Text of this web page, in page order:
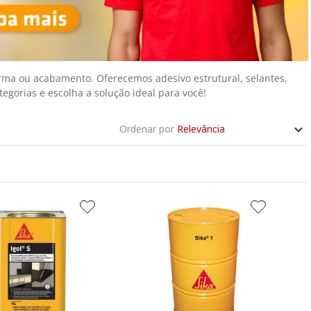
ou acabamento. Oferecemos adesivo estrutural, selantes,
e escolha a solução ideal para você!
Ordenar por Relevância